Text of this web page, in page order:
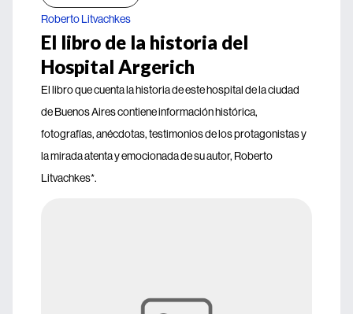
Roberto Litvachkes
El libro de la historia del
Hospital Argerich
El libro que cuenta la historia de este hospital de la ciudad
de Buenos Aires contiene información histórica,
fotografías, anécdotas, testimonios de los protagonistas y
la mirada atenta y emocionada de su autor, Roberto
Litvachkes*.